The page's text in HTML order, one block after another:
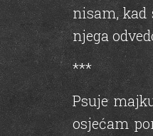
nisam, kad
njega
***
Psuje
osjećam